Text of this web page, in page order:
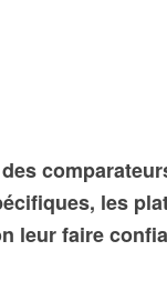
les
leur faire